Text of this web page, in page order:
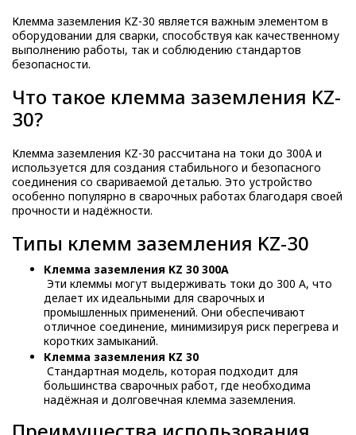
Клемма заземления KZ-30 является важным элементом в
оборудовании для сварки, способствуя как качественному
выполнению работы, так и соблюдению стандартов
безопасности.
Что такое клемма заземления KZ-
30?
Клемма заземления KZ-30 рассчитана на токи до 300А и
используется для создания стабильного и безопасного
соединения со свариваемой деталью. Это устройство
особенно популярно в сварочных работах благодаря своей
прочности и надёжности.
Типы клемм заземления KZ-30
Клемма заземления KZ 30 300А
Эти клеммы могут выдерживать токи до 300 А, что
делает их идеальными для сварочных и
промышленных применений. Они обеспечивают
отличное соединение, минимизируя риск перегрева и
коротких замыканий.
Клемма заземления KZ 30
Стандартная модель, которая подходит для
большинства сварочных работ, где необходима
надёжная и долговечная клемма заземления.